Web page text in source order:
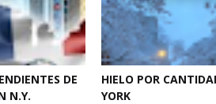
DE
N.Y.
HIELO POR
YORK